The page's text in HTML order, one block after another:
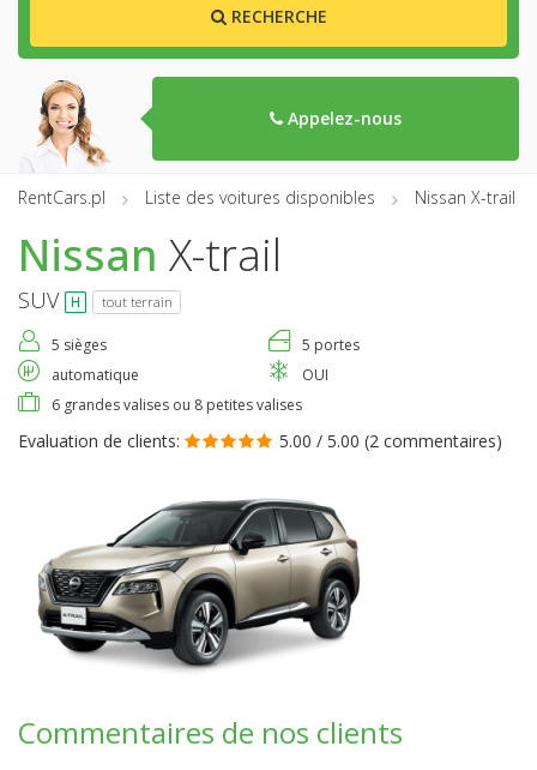
RECHERCHE
Appelez-nous
RentCars.pl Liste des voitures disponibles Nissan X-trail
Nissan X-trail
SUV tout terrain
5 sièges
5 portes
automatique
OUI
6 grandes valises ou 8 petites valises
Evaluation de clients: 5.00 / 5.00 (2 commentaires)
Commentaires de nos clients